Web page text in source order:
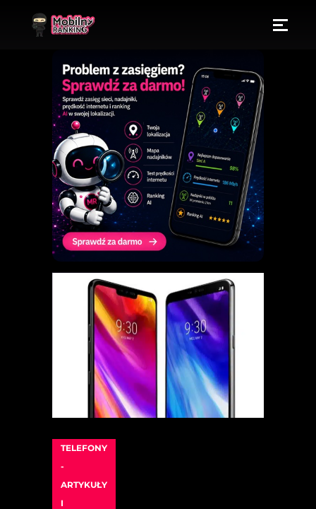
TELEFONY
-
ARTYKUŁY
I